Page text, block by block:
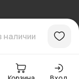
наличии